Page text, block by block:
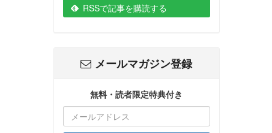
RSSで記事を購読する
メールマガジン登録
無料・読者限定特典付き